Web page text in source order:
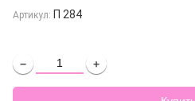
Артикул: П 284
− +